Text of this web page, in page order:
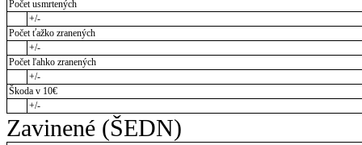
Počet usmrtených
+/-
Počet ťažko zranených
+/-
Počet ľahko zranených
+/-
Škoda v 10€
+/-
Zavinené (ŠEDN)